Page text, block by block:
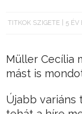
TITKOK SZIGETE 5 ÉV
Müller Cecília
mást is
Újabb variáns